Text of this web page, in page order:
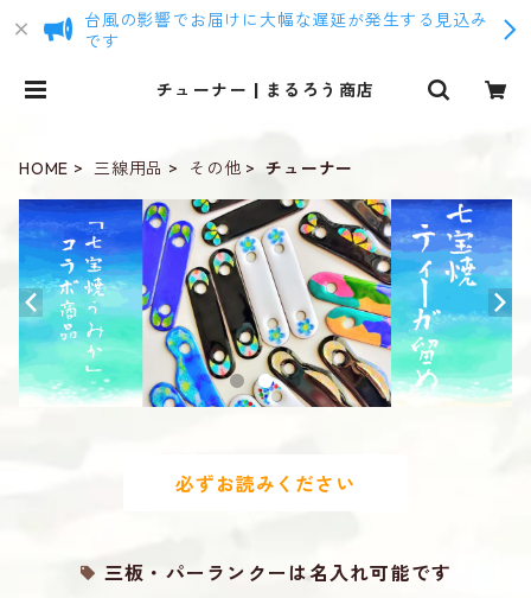
台風の影響でお届けに大幅な遅延が発生する見込み
です
チューナー | まるろう商店
HOME 三線用品 その他 チューナー
必ずお読みください
三板・パーランクーは名入れ可能です